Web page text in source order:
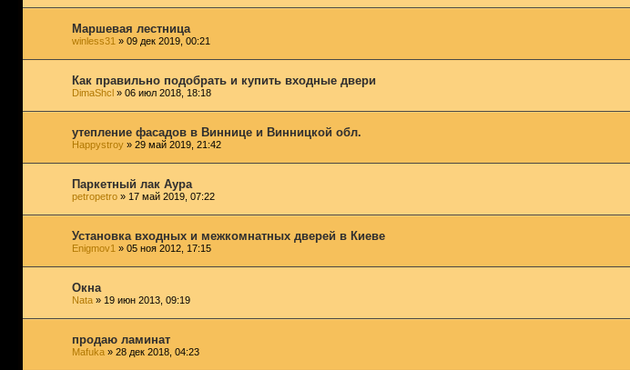
Маршевая лестница
winless31 » 09 дек 2019, 00:21
Как правильно подобрать и купить входные двери
DimaShcl » 06 июл 2018, 18:18
утепление фасадов в Виннице и Винницкой обл.
Happystroy » 29 май 2019, 21:42
Паркетный лак Аура
petropetro » 17 май 2019, 07:22
Установка входных и межкомнатных дверей в Киеве
Enigmov1 » 05 ноя 2012, 17:15
Окна
Nata » 19 июн 2013, 09:19
продаю ламинат
Mafuka » 28 дек 2018, 04:23